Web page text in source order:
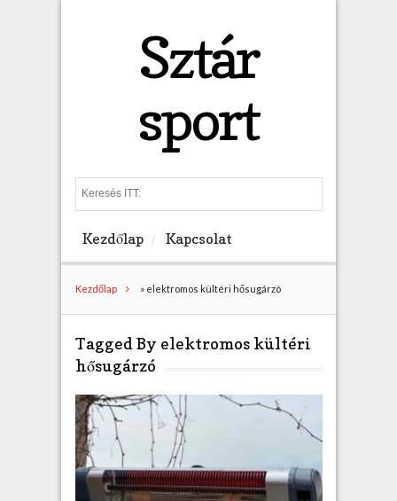
Sztár
sport
e
h
Kezdőlap Kapcsolat
Kezdőlap » elektromos kültéri hősugárzó
Tagged By elektromos kültéri
hősugárzó